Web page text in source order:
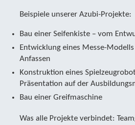
Beispiele unserer Azubi-Projekte:
Bau einer Seifenkiste – vom
Entwicklung eines Messe-Modells
Anfassen
Konstruktion eines
Präsentation auf der
Bau einer Greifmaschine
Was alle Projekte verbindet: